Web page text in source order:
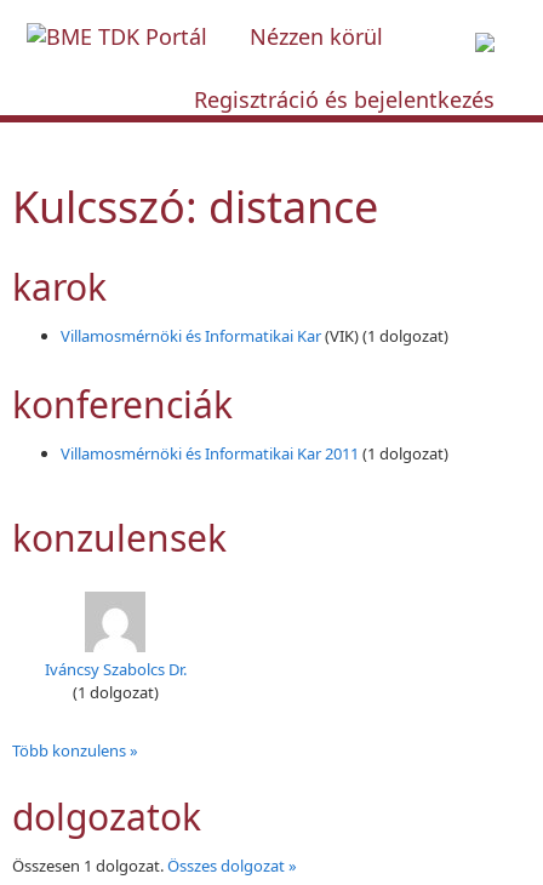
Nézzen körül
Regisztráció és bejelentkezés
Kulcsszó: distance
karok
Villamosmérnöki és Informatikai Kar(VIK)(1 dolgozat)
konferenciák
Villamosmérnöki és Informatikai Kar 2011 (1 dolgozat)
konzulensek
Iváncsy Szabolcs Dr.
(1 dolgozat)
Több konzulens »
dolgozatok
Összesen 1 dolgozat.Összes dolgozat »